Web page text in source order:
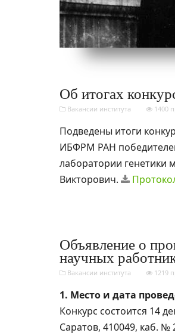
Об итогах
Вакансии института 1400
Подведены итоги
ИБФРМ РАН
лаборатории генетики
Викторович.
Объявление о
научных
Вакансии института 1219
1. Место и дата
Конкурс состоится 14
Саратов, 410049, каб. №